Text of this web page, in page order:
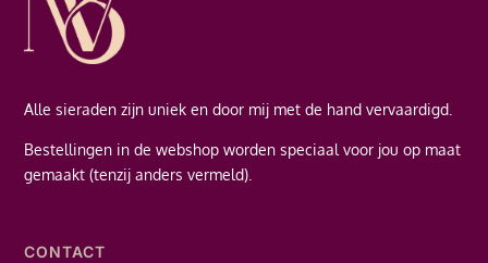
Alle sieraden zijn uniek en door mij met de hand vervaardigd.
Bestellingen in de webshop worden speciaal voor jou op maat
gemaakt (tenzij anders vermeld).
CONTACT